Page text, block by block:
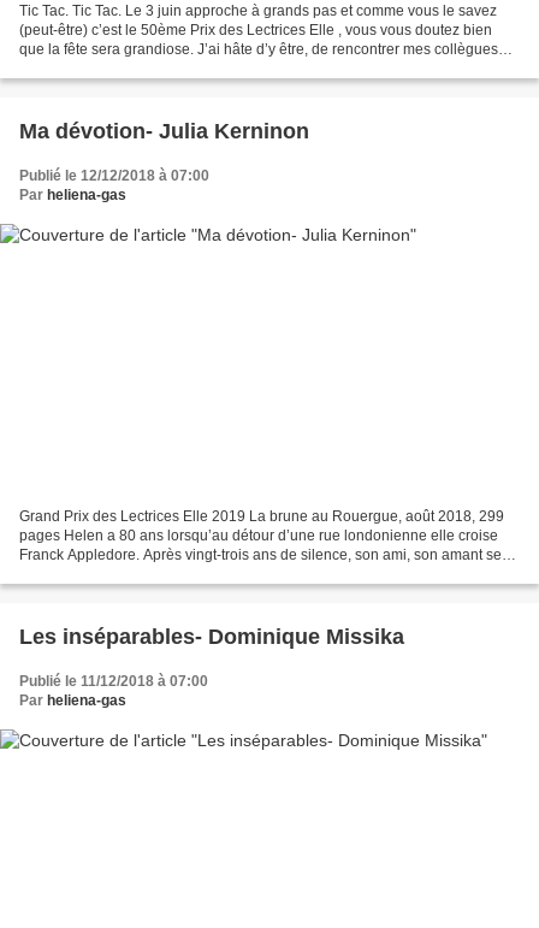
Tic Tac. Tic Tac. Le 3 juin approche à grands pas et comme vous le savez
(peut-être) c’est le 50ème Prix des Lectrices Elle , vous vous doutez bien
que la fête sera grandiose. J’ai hâte d’y être, de rencontrer mes collègues
Ma dévotion- Julia Kerninon
Publié le 12/12/2018 à 07:00
Par heliena-gas
Grand Prix des Lectrices Elle 2019 La brune au Rouergue, août 2018, 299
pages Helen a 80 ans lorsqu’au détour d’une rue londonienne elle croise
Franck Appledore. Après vingt-trois ans de silence, son ami, son amant se
Les inséparables- Dominique Missika
Publié le 11/12/2018 à 07:00
Par heliena-gas